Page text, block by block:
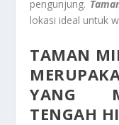
pengunjung.
lokasi ideal untuk
TAMAN
YANG
TENGAH